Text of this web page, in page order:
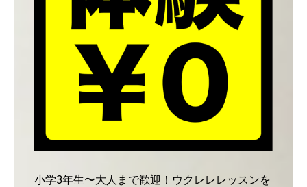
小学3年生〜大人まで歓迎！ウクレレレッスンを